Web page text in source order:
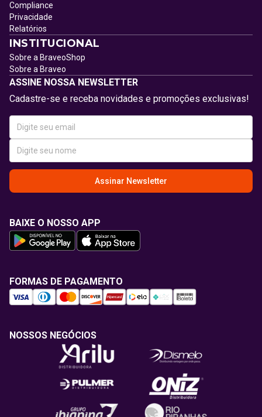
Compliance
Privacidade
Relatórios
INSTITUCIONAL
Sobre a BraveoShop
Sobre a Braveo
ASSINE NOSSA NEWSLETTER
Cadastre-se e receba novidades e promoções exclusivas!
Assinar Newsletter
BAIXE O NOSSO APP
FORMAS DE PAGAMENTO
NOSSOS NEGÓCIOS